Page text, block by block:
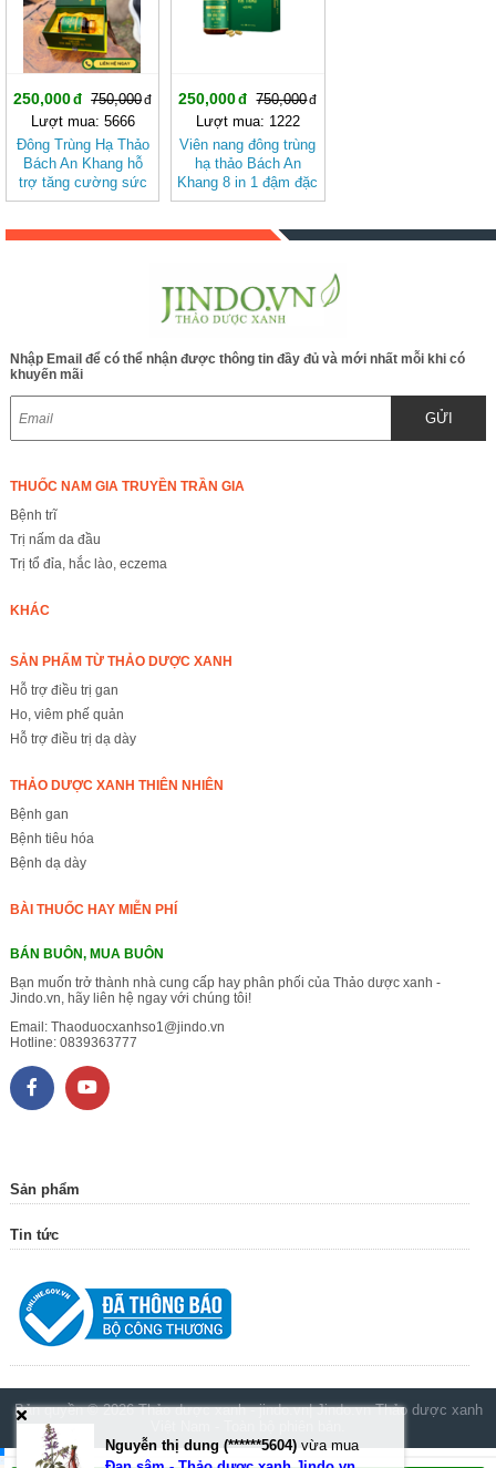
250,000
750,000
Lượt mua: 5666
Đông Trùng Hạ Thảo
Bách An Khang hỗ
trợ tăng cường sức
khỏe, giảm mệt mỏi
250,000
750,000
Lượt mua: 1222
Viên nang đông trùng
hạ thảo Bách An
Khang 8 in 1 đậm đặc
gấp 10 giúp khoẻ từ
Nhập Email để có thể nhận được thông tin đầy đủ và mới nhất mỗi khi có
khuyến mãi
GỬI
THUỐC NAM GIA TRUYỀN TRẦN GIA
Bệnh trĩ
Trị nấm da đầu
Trị tổ đỉa, hắc lào, eczema
KHÁC
SẢN PHẨM TỪ THẢO DƯỢC XANH
Hỗ trợ điều trị gan
Ho, viêm phế quản
Hỗ trợ điều trị dạ dày
THẢO DƯỢC XANH THIÊN NHIÊN
Bệnh gan
Bệnh tiêu hóa
Bệnh dạ dày
BÀI THUỐC HAY MIỄN PHÍ
BÁN BUÔN, MUA BUÔN
Bạn muốn trở thành nhà cung cấp hay phân phối của Thảo dược xanh -
Jindo.vn, hãy liên hệ ngay với chúng tôi!
Email: Thaoduocxanhso1@jindo.vn
Hotline: 0839363777
Sản phẩm
Tin tức
Bản quyền © 2026Thảo dược xanh - jindo.vn| Jindo.vn Thảo dược xanh
.
Nguyễn thị dung (******5604) vừa mua